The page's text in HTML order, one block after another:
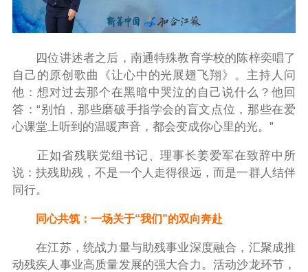
四位讲述者之后，南通特殊教育学校的陈梓奕唱了
自己的原创歌曲《让心中的光展翅飞翔》。主持人问
他：想对过去那个在黑暗中哭泣的自己说什么？他回
答：“别怕，那些磨破手指学会的盲文点位，那些在爱
心课堂上听到的温暖声音，都会变成你心里的光。”
正如省残联党组书记、理事长姜爱军在致辞中所
说：扶残助残，不是一个人走得很远，而是一群人结伴
同行。
同心共筑：一场关于“我们”的双向奔赴
在江苏，统战力量与助残事业深度融合，汇聚成推
动残疾人事业高质量发展的强大合力。活动沙龙环节，